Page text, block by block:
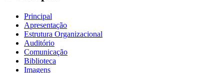
Principal
Apresentação
Estrutura Organizacional
Auditório
Comunicação
Biblioteca
Imagens